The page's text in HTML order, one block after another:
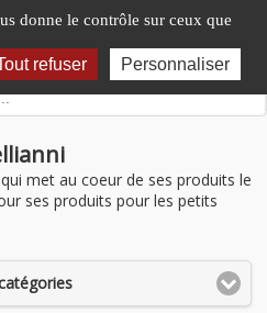
donne le contrôle sur ceux que
refuser Personnaliser
met au coeur de ses produits le
ses produits pour les petits